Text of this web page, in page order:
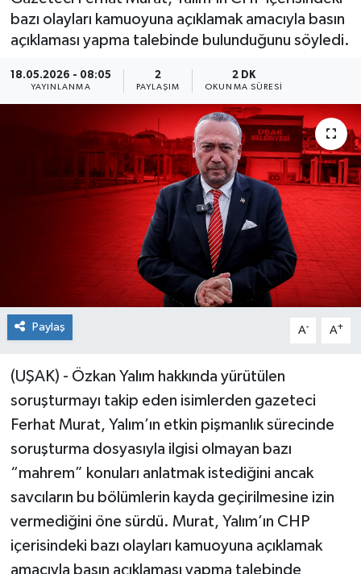
bazı olayları kamuoyuna açıklamak amacıyla basın
açıklaması yapma talebinde bulunduğunu söyledi.
18.05.2026 - 08:05
YAYINLANMA
2
PAYLAŞIM
2 DK
OKUNMA SÜRESI
Paylaş A- A+
(UŞAK) - Özkan Yalım hakkında yürütülen
soruşturmayı takip eden isimlerden gazeteci
Ferhat Murat, Yalım’ın etkin pişmanlık sürecinde
soruşturma dosyasıyla ilgisi olmayan bazı
“mahrem” konuları anlatmak istediğini ancak
savcıların bu bölümlerin kayda geçirilmesine izin
vermediğini öne sürdü. Murat, Yalım’ın CHP
içerisindeki bazı olayları kamuoyuna açıklamak
amacıyla basın açıklaması yapma talebinde
Son Dakika Haberleri
Haber Arşivi